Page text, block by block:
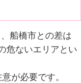
船橋市との差は
危ないエリアとい
が必要です。